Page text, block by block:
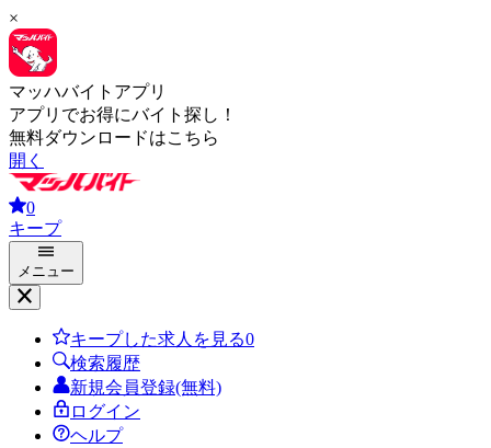
×
マッハバイトアプリ
アプリでお得にバイト探し！
無料ダウンロードはこちら
開く
0
キープ
メニュー
キープした求人を見る0
検索履歴
新規会員登録(無料)
ログイン
ヘルプ